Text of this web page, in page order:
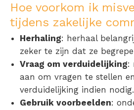
Hoe voorkom ik
tijdens zakelijke
Herhaling: herhaal
zeker te zijn dat ze
Vraag om verduidelijking:
aan om vragen te stellen
verduidelijking indien nodig.
Gebruik voorbeelden: